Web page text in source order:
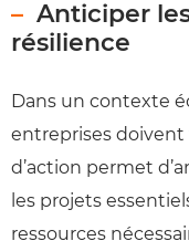
Anticiper
résilience
Dans un contexte
entreprises doivent
d’action permet
les projets
ressources